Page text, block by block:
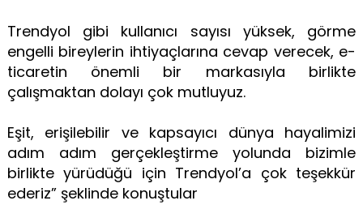
Trendyol gibi kullanıcı sayısı yüksek, görme
engelli bireylerin ihtiyaçlarına cevap verecek, e-
ticaretin önemli bir markasıyla birlikte
çalışmaktan dolayı çok mutluyuz.
Eşit, erişilebilir ve kapsayıcı dünya hayalimizi
adım adım gerçekleştirme yolunda bizimle
birlikte yürüdüğü için Trendyol’a çok teşekkür
ederiz” şeklinde konuştular